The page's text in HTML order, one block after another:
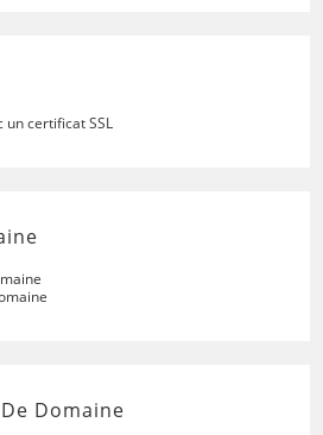
un certificat SSL
Domaine